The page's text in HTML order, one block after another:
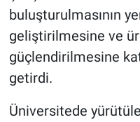
buluşturulmasının
geliştirilmesine ve
güçlendirilmesine
getirdi.
Üniversitede